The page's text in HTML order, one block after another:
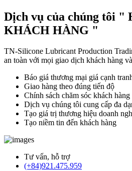
Dịch vụ của chúng tôi
KHÁCH HÀNG "
TN-Silicone Lubricant Production
an toàn với mọi giao dịch khách hàng
Báo giá thương mại giá cạnh
Giao hàng theo đúng tiến độ
Chính sách chăm sóc khách hàng
Dịch vụ chúng tôi cung cấp đa
Tạo giá trị thương hiệu doanh
Tạo niềm tin đến khách hàng
Tư vấn, hỗ trợ
(+84)921.475.959